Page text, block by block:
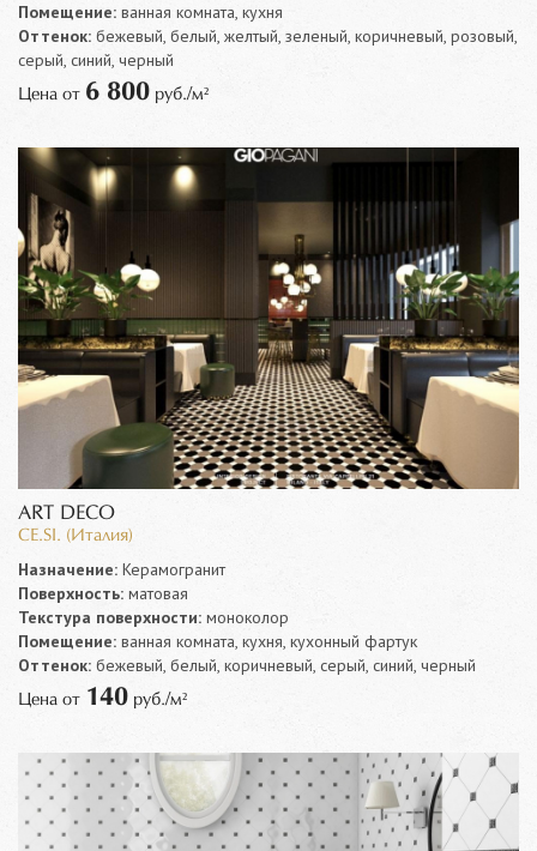
Помещение: ванная комната, кухня
Оттенок: бежевый, белый, желтый, зеленый, коричневый, розовый,
серый, синий, черный
Цена от 6 800 руб./м²
ART DECO
CE.SI. (Италия)
Назначение: Керамогранит
Поверхность: матовая
Текстура поверхности: моноколор
Помещение: ванная комната, кухня, кухонный фартук
Оттенок: бежевый, белый, коричневый, серый, синий, черный
Цена от 140 руб./м²